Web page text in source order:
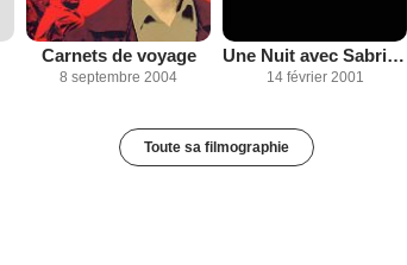
Carnets de voyage
8 septembre 2004
Une Nuit avec Sabrina Love
14 février 2001
Toute sa filmographie